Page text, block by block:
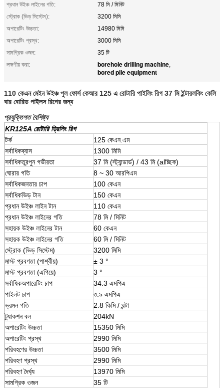
প্রধান উইঞ্চ লাইনের গতি:
78 মি / মিনিট
স্ট্রোক (ভিড় সিস্টেম):
3200 মিমি
অপারেটিং উচ্চতা:
14980 মিমি
অপারেটিং প্রস্থ:
3000 মিমি
সামগ্রিক ওজন:
35 টি
লক্ষণীয় করা:
borehole drilling machine,
bored pile equipment
110 কেএন মেইন উইঞ্চ পুল ফোর্স কেআর 125 এ রোটারি পাইলিং রিগ 37 মি ইন্টারলকিং কেলি
বার বোরিড পাইলস রিগের জন্য
প্রযুক্তিগত বৈশিষ্ট্য
KR125A রোটারি ড্রিলিং রিগ
টর্ক
125 কেএন.এম
সর্বাধিকব্যাস
1300 মিমি
সর্বাধিকতুরপুন গভীরতা
37 মি (স্ট্যান্ডার্ড) / 43 মি (alচ্ছিক)
ঘোরার গতি
8 ~ 30 আরপিএম
সর্বাধিকজনতার চাপ
100 কেএন
সর্বাধিকভিড় টান
150 কেএন
প্রধান উইঞ্চ লাইন টান
110 কেএন
প্রধান উইঞ্চ লাইনের গতি
78 মি / মিনিট
সহায়ক উইঞ্চ লাইনের টান
60 কেএন
সহায়ক উইঞ্চ লাইনের গতি
60 মি / মিনিট
স্ট্রোক (ভিড় সিস্টেম)
3200 মিমি
মাস্ট প্রবণতা (পার্শ্বীয়)
± 3 °
মাস্ট প্রবণতা (এগিয়ে)
3 °
সর্বাধিকঅপারেটিং চাপ
34.3 এমপিএ
পাইলট চাপ
৩.৯ এমপিএ
ভ্রমন গতি
2.8 কিমি / ঘন্টা
ট্র্যাকশন বল
204kN
অপারেটিং উচ্চতা
15350 মিমি
অপারেটিং প্রস্থ
2990 মিমি
পরিবহণের উচ্চতা
3500 মিমি
পরিবহণ প্রস্থ
2990 মিমি
পরিবহণ দৈর্ঘ্য
13970 মিমি
সামগ্রিক ওজন
35 টি